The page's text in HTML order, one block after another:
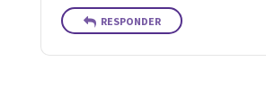
RESPONDER